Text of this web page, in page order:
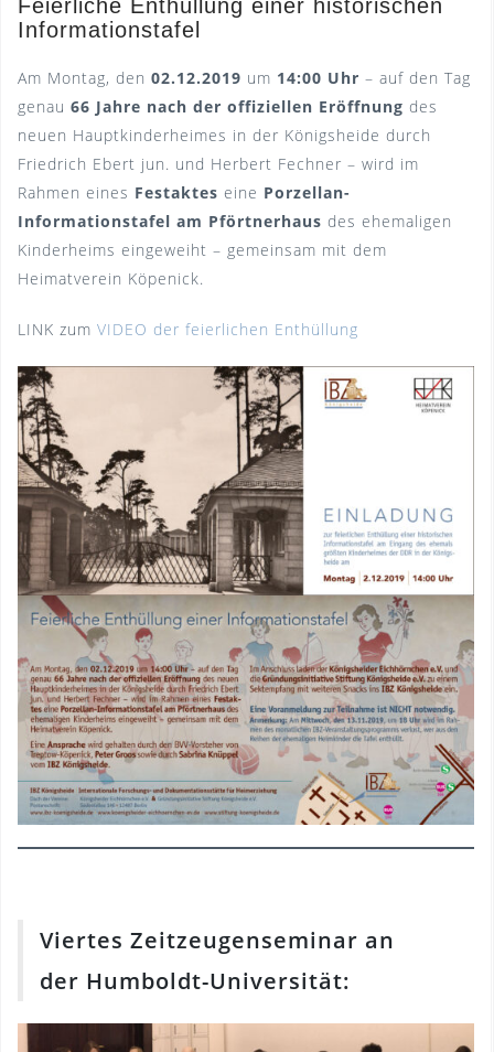
Feierliche Enthüllung einer historischen
Informationstafel
Am Montag, den 02.12.2019 um 14:00 Uhr – auf den Tag
genau 66 Jahre nach der offiziellen Eröffnung des
neuen Hauptkinderheimes in der Königsheide durch
Friedrich Ebert jun. und Herbert Fechner – wird im
Rahmen eines Festaktes eine Porzellan-
Informationstafel am Pförtnerhaus des ehemaligen
Kinderheims eingeweiht – gemeinsam mit dem
Heimatverein Köpenick.
LINK zum VI DEO der feierlichen Enthüllung
Viertes Zeitzeugenseminar an
der Humboldt-Universität: